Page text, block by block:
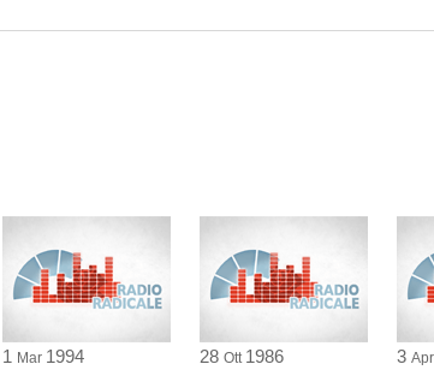
1 Mar 1994 28 Ott 1986 3 Apr